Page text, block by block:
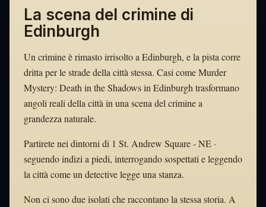
La scena del crimine di
Edinburgh
Un crimine è rimasto irrisolto a Edinburgh, e la pista corre
dritta per le strade della città stessa. Casi come Murder
Mystery: Death in the Shadows in Edinburgh trasformano
angoli reali della città in una scena del crimine a
grandezza naturale.
Partirete nei dintorni di 1 St. Andrew Square - NE ·
seguendo indizi a piedi, interrogando sospettati e leggendo
la città come un detective legge una stanza.
Non ci sono due isolati che raccontano la stessa storia. A